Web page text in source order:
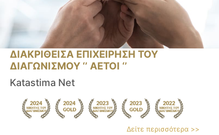
ΔΙΑΚΡΙΘΕΙΣΑ ΕΠΙΧΕΙΡΗΣΗ ΤΟΥ
ΔΙΑΓΩΝΙΣΜΟΥ ‘’ ΑΕΤΟΙ ‘’
Katastima Net
Δείτε περισσότερα >>